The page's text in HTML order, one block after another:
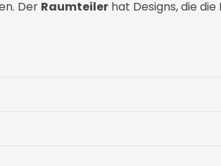
Der Raumteiler hat Designs, die